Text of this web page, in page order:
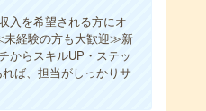
入を希望される方にオ
未経験の方も大歓迎≫新
からスキルUP・ステッ
ば、担当がしっかりサ